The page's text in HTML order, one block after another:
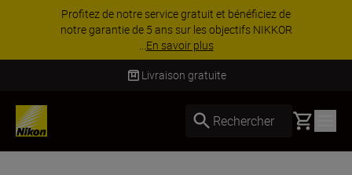
Profitez de notre service gratuit et bénéficiez de
notre garantie de 5 ans sur les objectifs NIKKOR
...En savoir plus
Livraison gratuite
Rechercher Basket